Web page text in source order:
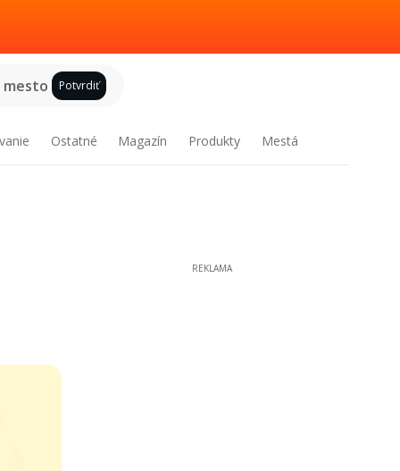
Potvrdiť
Ostatné Magazín Produkty Mestá
REKLAMA